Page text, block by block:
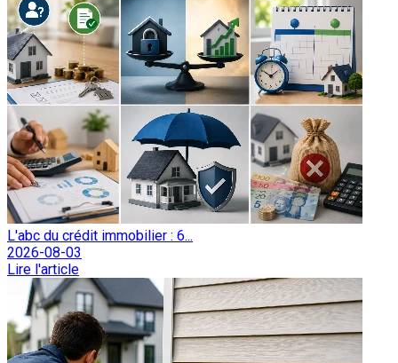
L'abc du crédit immobilier : 6...
2026-08-03
Lire l'article